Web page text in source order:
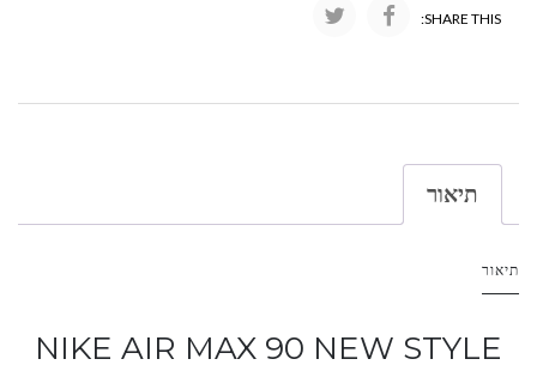
SHARE THIS:
תיאור
תיאור
NIKE AIR MAX 90 NEW STYLE